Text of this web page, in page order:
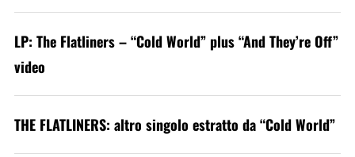
LP: The Flatliners – “Cold World” plus “And They’re Off”
video
THE FLATLINERS: altro singolo estratto da “Cold World”